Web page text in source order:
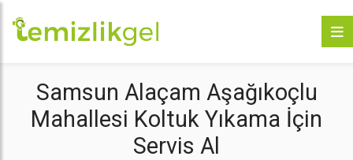
Samsun Alaçam Aşağıkoçlu
Mahallesi Koltuk Yıkama İçin
Servis Al